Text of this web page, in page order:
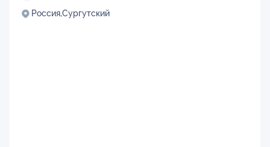
Россия,Сургутский